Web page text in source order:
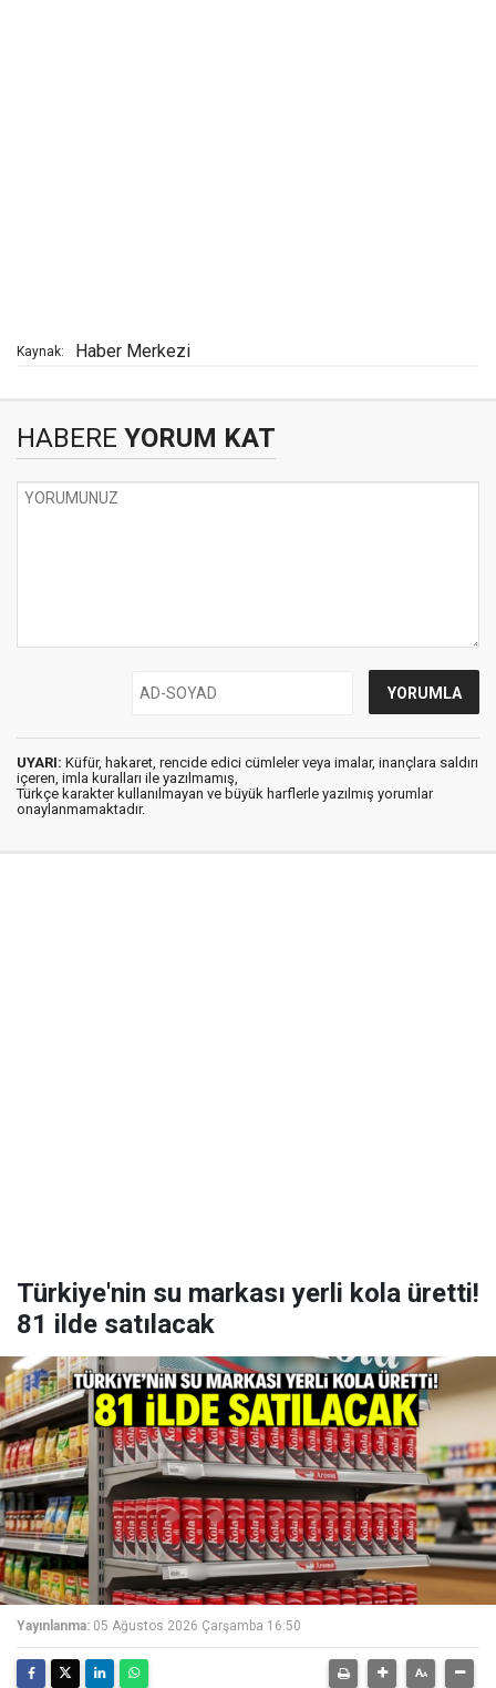
Kaynak: Haber Merkezi
HABERE YORUM KAT
UYARI: Küfür, hakaret, rencide edici cümleler veya imalar, inançlara saldırı
içeren, imla kuralları ile yazılmamış,
Türkçe karakter kullanılmayan ve büyük harflerle yazılmış yorumlar
onaylanmamaktadır.
Türkiye'nin su markası yerli kola üretti!
81 ilde satılacak
Yayınlanma: 05 Ağustos 2026 Çarşamba 16:50